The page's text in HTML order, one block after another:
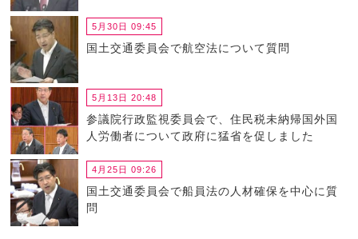
5月30日 09:45
国土交通委員会で航空法について質問
5月13日 20:48
参議院行政監視委員会で、住民税未納帰国外国
人労働者について政府に猛省を促しました
4月25日 09:26
国土交通委員会で船員法の人材確保を中心に質
問